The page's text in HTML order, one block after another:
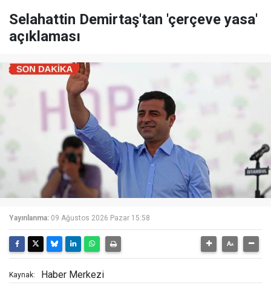
Selahattin Demirtaş'tan 'çerçeve yasa'
açıklaması
Yayınlanma: 09 Ağustos 2026 Pazar 15:58
Kaynak: Haber Merkezi